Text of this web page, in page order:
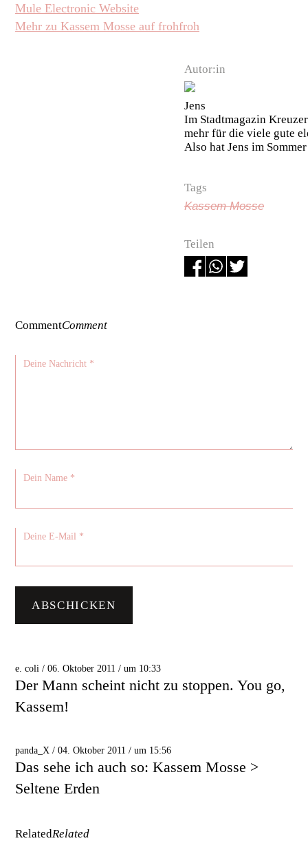
Autor:in
Jens
Im Stadtmagazin
mehr für die viele gute
Also hat Jens im
Tags
Kassem Mosse
Teilen
Mule Electronic Website
Mehr zu Kassem Mosse auf frohfroh
CommentComment
e. coli / 06. Oktober 2011 / um 10:33
Der Mann scheint nicht zu stoppen. You go,
Kassem!
panda_X / 04. Oktober 2011 / um 15:56
Das sehe ich auch so: Kassem Mosse >
Seltene Erden
RelatedRelated